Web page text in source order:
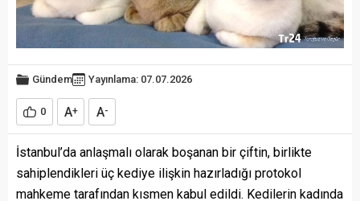
Gündem Yayınlama: 07.07.2026
0 A+ A-
İstanbul’da anlaşmalı olarak boşanan bir çiftin, birlikte
sahiplendikleri üç kediye ilişkin hazırladığı protokol
mahkeme tarafından kısmen kabul edildi. Kedilerin kadında